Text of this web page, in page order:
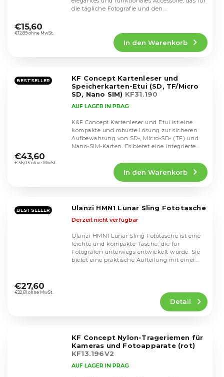
durchschnittliche
Produktbewertung
Sternen.
€12,89 ohne MwSt.
€15,60
In den Warenkorb
die tägliche Fotografie und den
BESTSELLER
KF Concept Kartenleser und
Speicherkarten-Etui (SD, TF/Micro
SD, Nano SIM) KF31.190
durchschnittliche
Produktbewertung
Sternen.
AUF LAGER IN PRAG
€36,03 ohne MwSt.
€43,60
In den Warenkorb
K&F Concept Kartenleser und Etui ist eine
kompakte und robuste Lösung zur sicheren
Aufbewahrung von SD-, Micro-SD- (TF) und
Nano-SIM-Karten. Es bietet eine integrierte...
BESTSELLER Ulanzi HMN1 Lunar Sling Fototasche
durchschnittliche
Produktbewertung
Derzeit nicht verfügbar
€22,81 ohne MwSt.
€27,60
Detail
Ulanzi HMN1 Lunar Sling Fototasche ist eine
leichte und kompakte Tasche, die für
Fotografen unterwegs entwickelt wurde. Sie
bietet eine praktische Aufteilung mit einer...
KF Concept Nylon-Trageriemen für
Kameras und Fotoapparate (rot)
KF13.196V2
AUF LAGER IN PRAG